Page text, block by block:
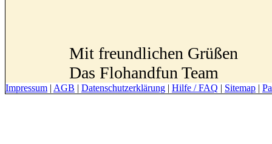
Mit freundlichen Grüßen
Das Flohandfun Team
Impressum | AGB | Datenschutzerklärung | Hilfe / FAQ | Sitemap |